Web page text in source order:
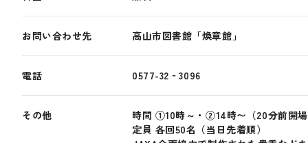
お問い合わせ先 高山市図書館「煥章館」
電話 0577-32‐3096
その他
時間 ①10時～・②14時〜（20分前開
定員 各回50名（当日先着順）